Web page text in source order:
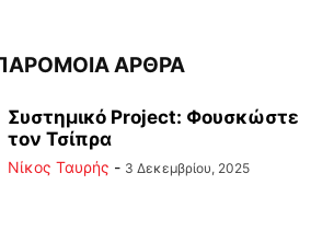
ΑΡΘΡΑ
Συστημικό Project: Φουσκώστε
τον Τσίπρα
Νίκος Ταυρής - 3 Δεκεμβρίου, 2025